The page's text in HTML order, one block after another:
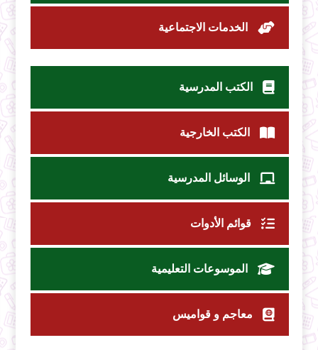
الخدمات الاجتماعية
الكتب المدرسية
الكتب الخارجية
الوسائل المدرسية
قوائم الأدوات
الموسوعات التعليمية
معاجم و قواميس